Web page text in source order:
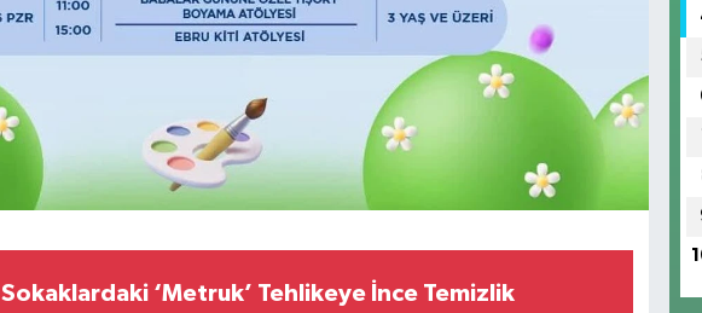
Sokaklardaki ‘Metruk’ Tehlikeye İnce Temizlik